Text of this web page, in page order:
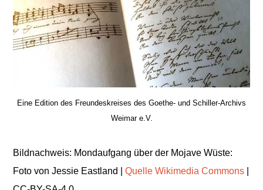
Eine Edition des Freundeskreises des Goethe- und Schiller-Archivs
Weimar e.V.
Bildnachweis: Mondaufgang über der Mojave Wüste:
Foto von Jessie Eastland |Quelle Wikimedia Commons